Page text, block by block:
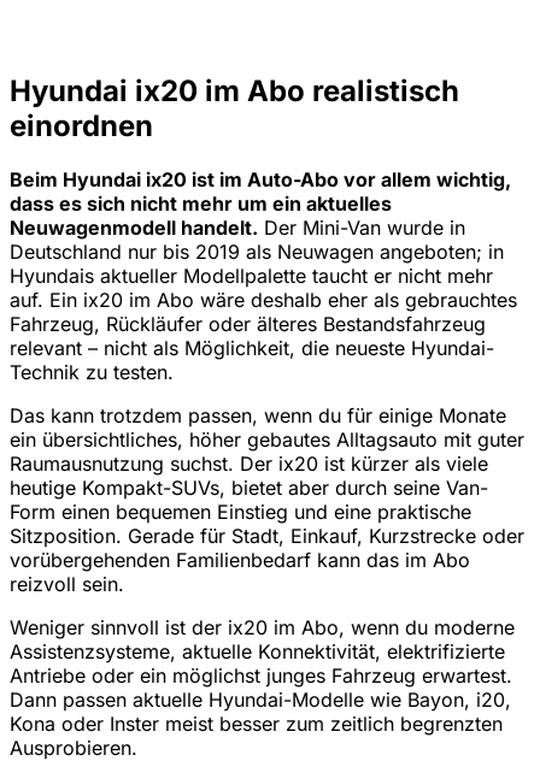
Hyundai ix20 im Abo realistisch
einordnen
Beim Hyundai ix20 ist im Auto-Abo vor allem wichtig,
dass es sich nicht mehr um ein aktuelles
Neuwagenmodell handelt. Der Mini-Van wurde in
Deutschland nur bis 2019 als Neuwagen angeboten; in
Hyundais aktueller Modellpalette taucht er nicht mehr
auf. Ein ix20 im Abo wäre deshalb eher als gebrauchtes
Fahrzeug, Rückläufer oder älteres Bestandsfahrzeug
relevant – nicht als Möglichkeit, die neueste Hyundai-
Technik zu testen.
Das kann trotzdem passen, wenn du für einige Monate
ein übersichtliches, höher gebautes Alltagsauto mit guter
Raumausnutzung suchst. Der ix20 ist kürzer als viele
heutige Kompakt-SUVs, bietet aber durch seine Van-
Form einen bequemen Einstieg und eine praktische
Sitzposition. Gerade für Stadt, Einkauf, Kurzstrecke oder
vorübergehenden Familienbedarf kann das im Abo
reizvoll sein.
Weniger sinnvoll ist der ix20 im Abo, wenn du moderne
Assistenzsysteme, aktuelle Konnektivität, elektrifizierte
Antriebe oder ein möglichst junges Fahrzeug erwartest.
Dann passen aktuelle Hyundai-Modelle wie Bayon, i20,
Kona oder Inster meist besser zum zeitlich begrenzten
Ausprobieren.